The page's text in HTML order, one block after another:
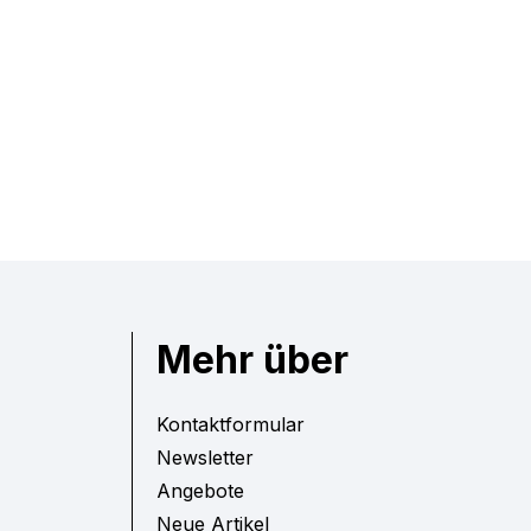
Mehr über
Kontaktformular
Newsletter
Angebote
Neue Artikel